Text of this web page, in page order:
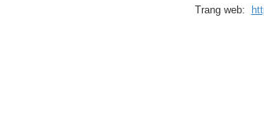
Trang web: